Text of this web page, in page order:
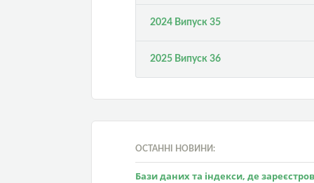
2024 Випуск 35
2025 Випуск 36
ОСТАННІ НОВИНИ:
Бази даних та індекси, де